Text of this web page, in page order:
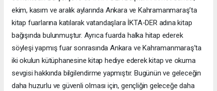
ekim, kasım ve aralık aylarında Ankara ve Kahramanmaraş’ta
kitap fuarlarına katılarak vatandaşlara İKTA-DER adına kitap
bağışında bulunmuştur. Ayrıca fuarda halka hitap ederek
söyleşi yapmış fuar sonrasında Ankara ve Kahramanmaraş’ta
iki okulun kütüphanesine kitap hediye ederek kitap ve okuma
sevgisi hakkında bilgilendirme yapmıştır. Bugünün ve geleceğin
daha huzurlu ve güvenli olması için, gençliğin geleceğe daha